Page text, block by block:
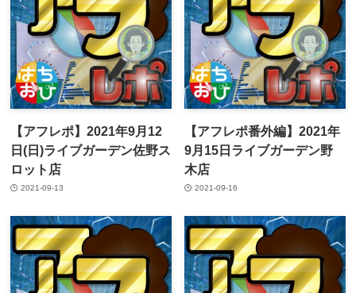
【アフレポ】2021年9月12
日(日)ライブガーデン佐野ス
ロット店
2021-09-13
【アフレポ番外編】2021年
9月15日ライブガーデン野
木店
2021-09-16